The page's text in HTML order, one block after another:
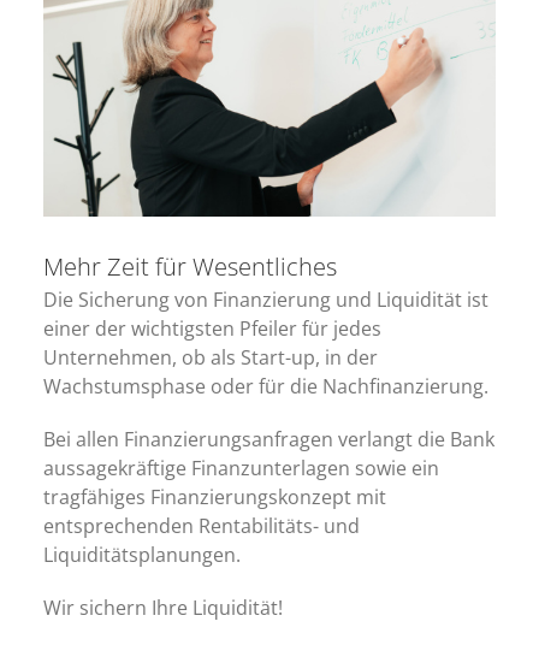
Mehr Zeit für Wesentliches
Die Sicherung von Finanzierung und Liquidität ist
einer der wichtigsten Pfeiler für jedes
Unternehmen, ob als Start-up, in der
Wachstumsphase oder für die Nachfinanzierung.
Bei allen Finanzierungsanfragen verlangt die Bank
aussagekräftige Finanzunterlagen sowie ein
tragfähiges Finanzierungskonzept mit
entsprechenden Rentabilitäts- und
Liquiditätsplanungen.
Wir sichern Ihre Liquidität!